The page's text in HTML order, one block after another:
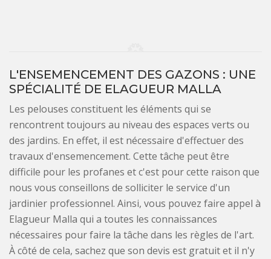
L'ENSEMENCEMENT DES GAZONS : UNE
SPÉCIALITÉ DE ELAGUEUR MALLA
Les pelouses constituent les éléments qui se
rencontrent toujours au niveau des espaces verts ou
des jardins. En effet, il est nécessaire d'effectuer des
travaux d'ensemencement. Cette tâche peut être
difficile pour les profanes et c'est pour cette raison que
nous vous conseillons de solliciter le service d'un
jardinier professionnel. Ainsi, vous pouvez faire appel à
Elagueur Malla qui a toutes les connaissances
nécessaires pour faire la tâche dans les règles de l'art.
À côté de cela, sachez que son devis est gratuit et il n'y